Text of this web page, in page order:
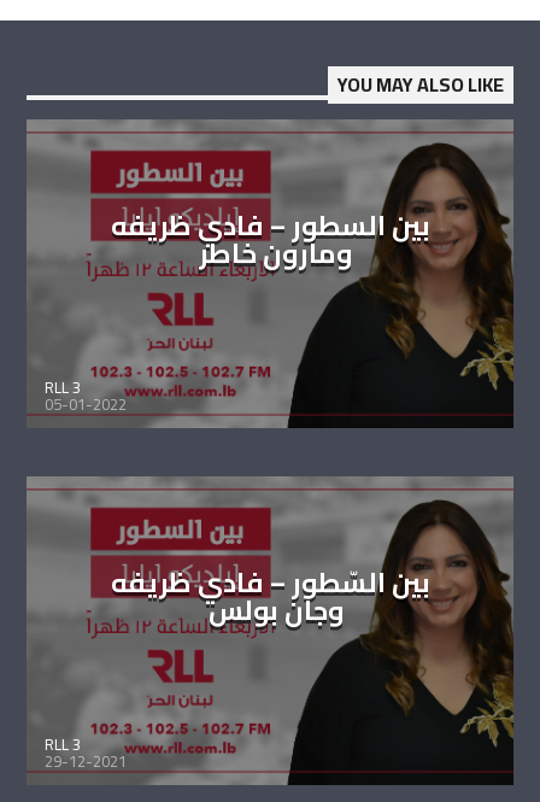
YOU MAY ALSO LIKE
بين السطور – فادي ظريفه
ومارون خاطر
RLL 3
05-01-2022
بين السّطور – فادي ظريفه
وجان بولس
RLL 3
29-12-2021